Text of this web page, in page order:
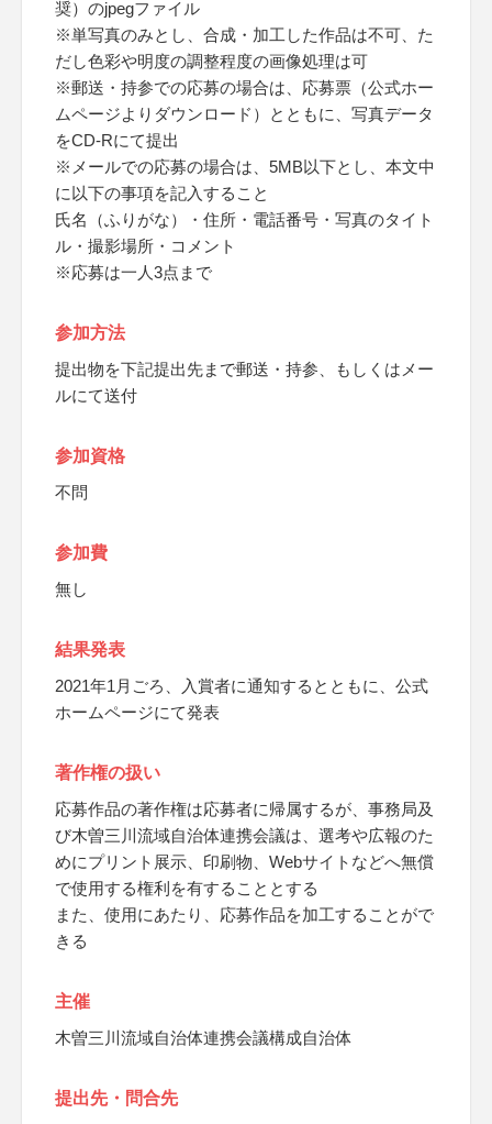
奨）のjpegファイル
※単写真のみとし、合成・加工した作品は不可、た
だし色彩や明度の調整程度の画像処理は可
※郵送・持参での応募の場合は、応募票（公式ホー
ムページよりダウンロード）とともに、写真データ
をCD-Rにて提出
※メールでの応募の場合は、5MB以下とし、本文中
に以下の事項を記入すること
氏名（ふりがな）・住所・電話番号・写真のタイト
ル・撮影場所・コメント
※応募は一人3点まで
参加方法
提出物を下記提出先まで郵送・持参、もしくはメー
ルにて送付
参加資格
不問
参加費
無し
結果発表
2021年1月ごろ、入賞者に通知するとともに、公式
ホームページにて発表
著作権の扱い
応募作品の著作権は応募者に帰属するが、事務局及
び木曽三川流域自治体連携会議は、選考や広報のた
めにプリント展示、印刷物、Webサイトなどへ無償
で使用する権利を有することとする
また、使用にあたり、応募作品を加工することがで
きる
主催
木曽三川流域自治体連携会議構成自治体
提出先・問合先